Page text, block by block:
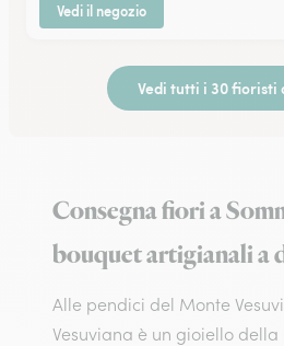
Vedi il negozio
Vedi tutti i 30 fioristi
Consegna fiori a
bouquet artigianali a
Alle pendici del Monte
Vesuviana è un gioiello